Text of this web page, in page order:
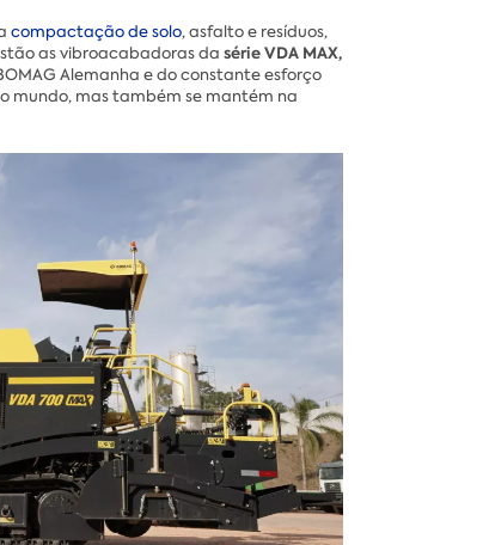
compactação de solo, asfalto e resíduos,
as vibroacabadoras da série VDA MAX,
Alemanha e do constante esforço
mundo, mas também se mantém na